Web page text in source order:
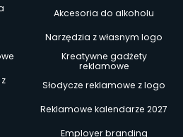
Akcesoria do alkoholu
Narzędzia z własnym logo
Kreatywne gadżety
reklamowe
Słodycze reklamowe z logo
Reklamowe kalendarze 2027
Employer branding